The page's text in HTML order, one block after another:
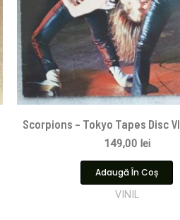
Scorpions ‎– Tokyo Tapes Disc
149,00 lei
Adaugă În Coș
VINIL